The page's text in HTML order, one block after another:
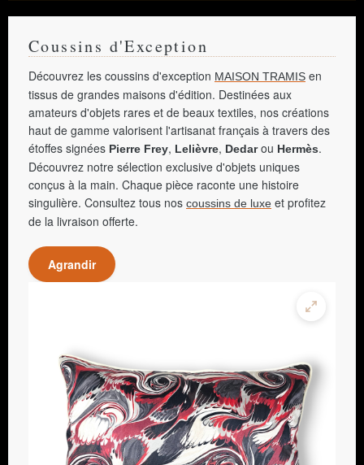
Coussins d'Exception
Découvrez les coussins d'exception MAISON TRAMIS en
tissus de grandes maisons d'édition. Destinées aux
amateurs d'objets rares et de beaux textiles, nos créations
haut de gamme valorisent l'artisanat français à travers des
étoffes signées Pierre Frey, Lelièvre, Dedarou Hermès.
Découvrez notre sélection exclusive d'objets uniques
conçus à la main. Chaque pièce raconte une histoire
singulière. Consultez tous nos coussins de luxe et profitez
de la livraison offerte.
Agrandir